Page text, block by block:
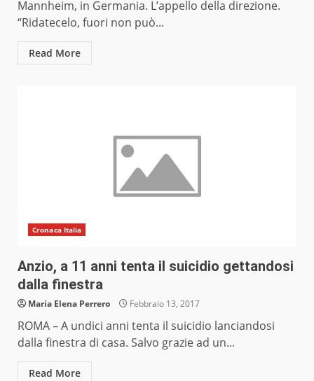
Mannheim, in Germania. L’appello della direzione.
“Ridatecelo, fuori non può...
Read More
Cronaca Italia
Anzio, a 11 anni tenta il suicidio gettandosi
dalla finestra
Maria Elena Perrero Febbraio 13, 2017
ROMA – A undici anni tenta il suicidio lanciandosi
dalla finestra di casa. Salvo grazie ad un...
Read More